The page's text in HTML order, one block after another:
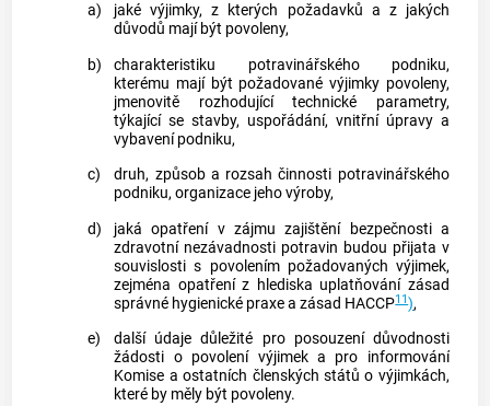
a)
jaké výjimky, z kterých požadavků a z jakých
důvodů mají být povoleny,
b)
charakteristiku potravinářského podniku,
kterému mají být požadované výjimky povoleny,
jmenovitě rozhodující technické parametry,
týkající se stavby, uspořádání, vnitřní úpravy a
vybavení podniku,
c)
druh, způsob a rozsah činnosti potravinářského
podniku, organizace jeho výroby,
d)
jaká opatření v zájmu zajištění bezpečnosti a
zdravotní nezávadnosti potravin budou přijata v
souvislosti s povolením požadovaných výjimek,
zejména opatření z hlediska uplatňování zásad
správné hygienické praxe a zásad HACCP11),
e)
další údaje důležité pro posouzení důvodnosti
žádosti o povolení výjimek a pro informování
Komise a ostatních členských států o výjimkách,
které by měly být povoleny.